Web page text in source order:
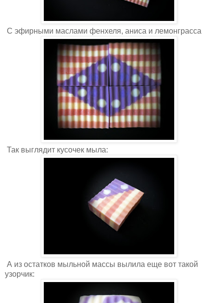
С эфирными маслами фенхеля, аниса и лемонграсса
Так выглядит кусочек мыла:
А из остатков мыльной массы вылила еще вот такой
узорчик: